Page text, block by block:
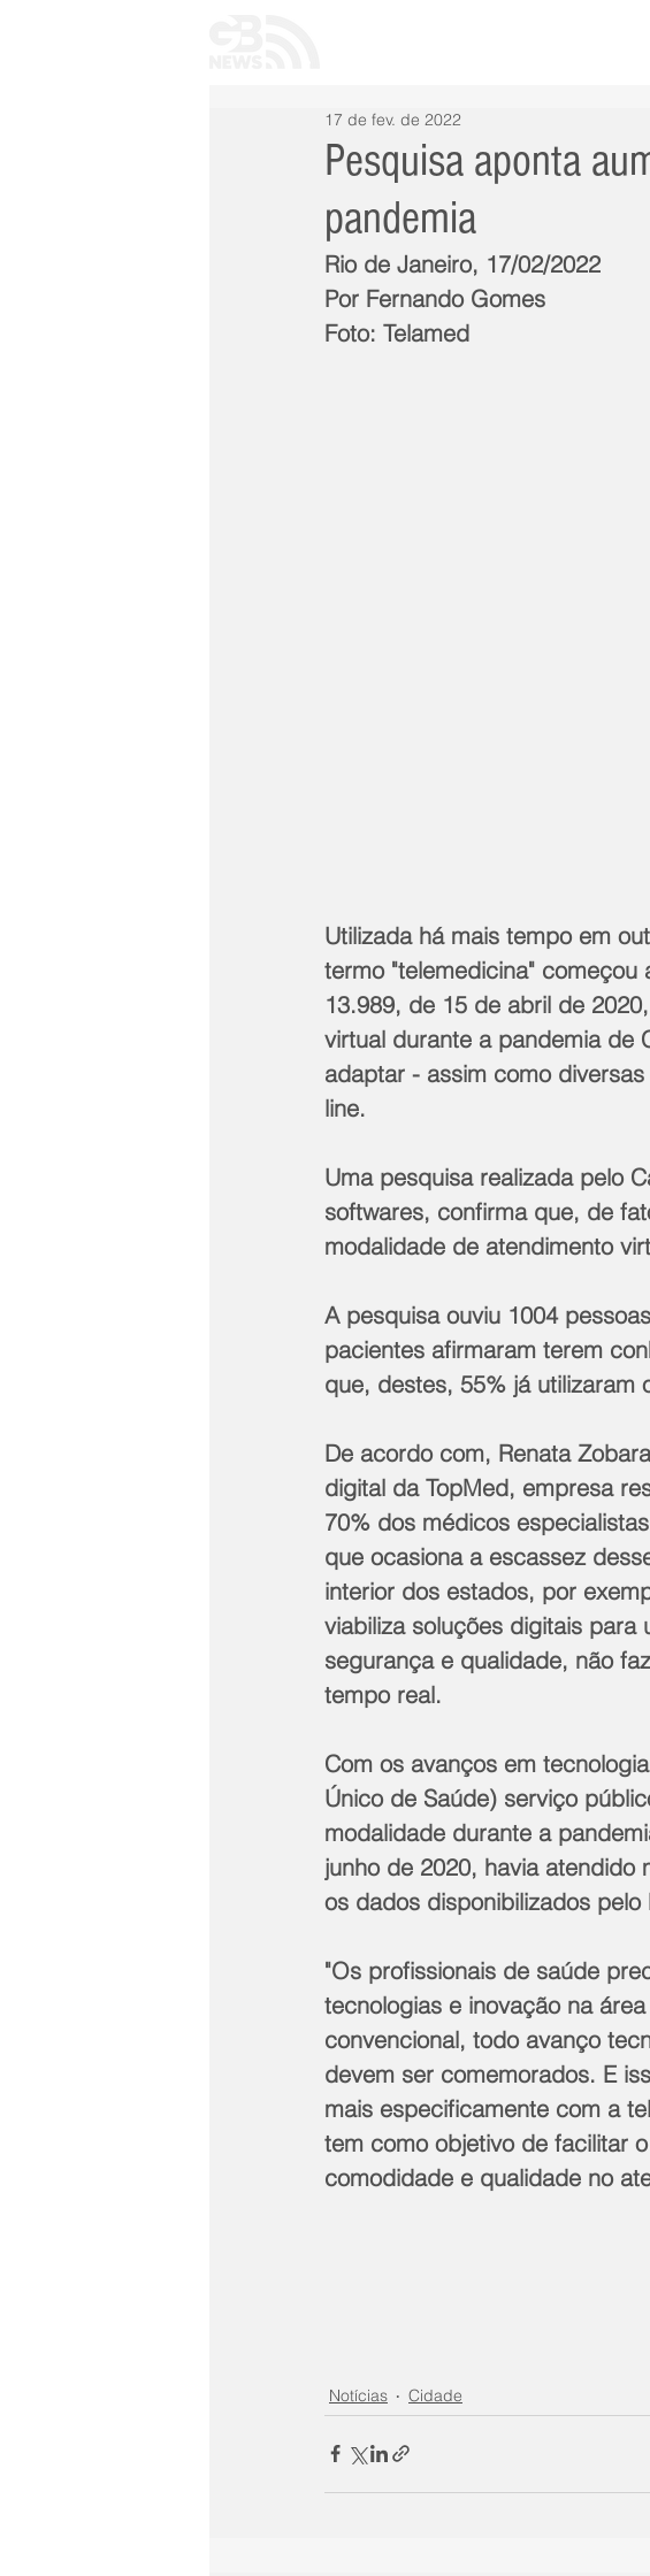
Pesquisa aponta
pandemia
17 de fev. de 2022
Rio de Janeiro, 17/02/2022
Por Fernando Gomes
Foto: Telamed
Utilizada há mais tempo em
termo "telemedicina"
13.989, de 15 de abril de
virtual durante a pandemia de
adaptar - assim como
line.
Uma pesquisa realizada pelo
softwares, confirma que, de
modalidade de atendimento
A pesquisa ouviu 1004
pacientes afirmaram terem
que, destes, 55% já utilizaram
De acordo com, Renata
digital da TopMed, empresa
70% dos médicos
que ocasiona a escassez
interior dos estados, por
viabiliza soluções digitais
segurança e qualidade, não
tempo real.
Com os avanços em
Único de Saúde) serviço
modalidade durante a
junho de 2020, havia
os dados disponibilizados pelo
"Os profissionais de saúde
tecnologias e inovação na
convencional, todo avanço
devem ser comemorados. E
mais especificamente com a
tem como objetivo de facilitar
comodidade e qualidade no
Notícias Cidade